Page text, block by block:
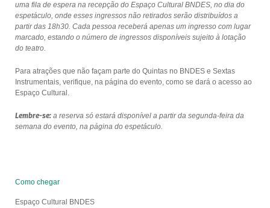
uma fila de espera na recepção do Espaço Cultural BNDES, no dia do
espetáculo, onde esses ingressos não retirados serão distribuídos a
partir das 18h30. Cada pessoa receberá apenas um ingresso com lugar
marcado, estando o número de ingressos disponíveis sujeito à lotação
do teatro.
Para atrações que não façam parte do Quintas no BNDES e Sextas
Instrumentais, verifique, na página do evento, como se dará o acesso ao
Espaço Cultural.
Lembre-se:a reserva só estará disponível a partir da segunda-feira da
semana do evento, na página do espetáculo.
Como chegar
Espaço Cultural BNDES